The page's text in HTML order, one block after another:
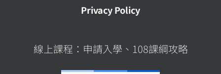
Privacy Policy
線上課程：申請入學、108課綱攻略